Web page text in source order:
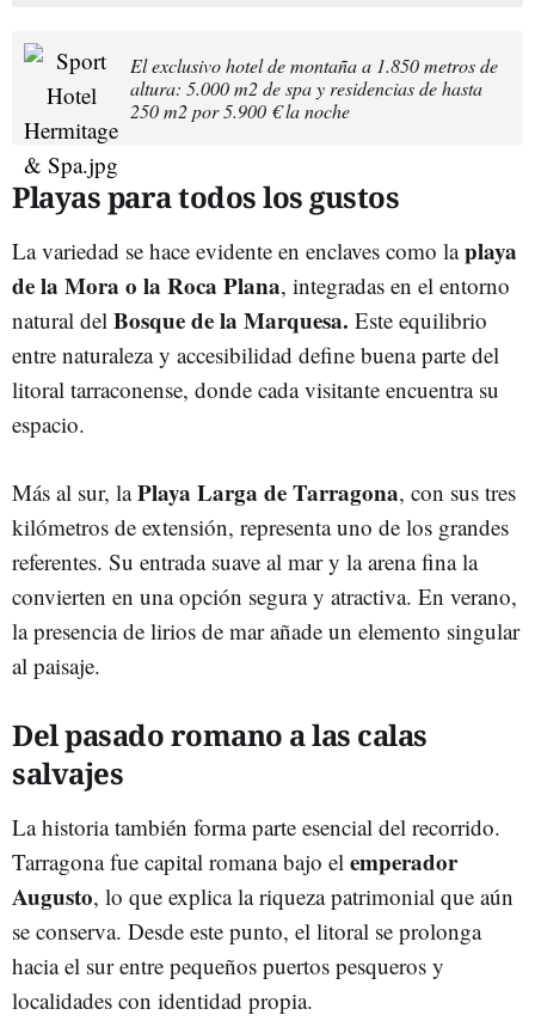
El exclusivo hotel de montaña a 1.850 metros de
altura: 5.000 m2 de spa y residencias de hasta
250 m2 por 5.900 € la noche
Playas para todos los gustos
La variedad se hace evidente en enclaves como laplaya
de la Mora o la Roca Plana, integradas en el entorno
natural del Bosque de la Marquesa. Este equilibrio
entre naturaleza y accesibilidad define buena parte del
litoral tarraconense, donde cada visitante encuentra su
espacio.
Más al sur, laPlaya Larga de Tarragona, con sus tres
kilómetros de extensión, representa uno de los grandes
referentes. Su entrada suave al mar y la arena fina la
convierten en una opción segura y atractiva. En verano,
la presencia de lirios de mar añade un elemento singular
al paisaje.
Del pasado romano a las calas
salvajes
La historia también forma parte esencial del recorrido.
Tarragona fue capital romana bajo el emperador
Augusto, lo que explica la riqueza patrimonial que aún
se conserva. Desde este punto, el litoral se prolonga
hacia el sur entre pequeños puertos pesqueros y
localidades con identidad propia.